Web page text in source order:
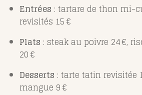
Entrées : tartare de thon mi-
revisités 15 €
Plats : steak au poivre 24 €,
20 €
Desserts : tarte tatin revisitée
mangue 9 €